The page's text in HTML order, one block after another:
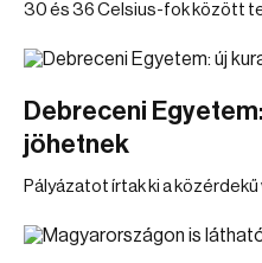
30 és 36 Celsius-fok között
Debreceni
jöhetnek
Pályázatot írtak ki a